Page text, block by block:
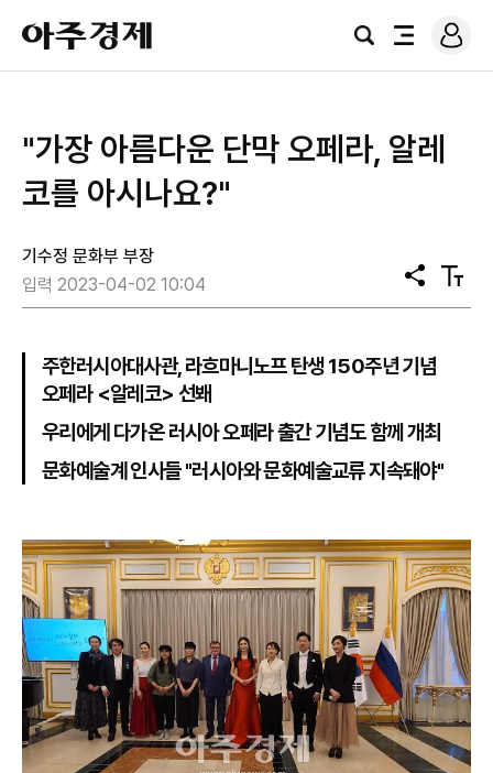
아
주
경
검
전
로
그
"가장 아름다운 단막 오페라, 알레
코를 아시나요?"
기수정 문화부 부장
입력 2023-04-02 10:04
공
유
텍
스
주한러시아대사관, 라흐마니노프 탄생 150주년 기념
오페라 <알레코> 선봬
우리에게 다가온 러시아 오페라 출간 기념도 함께 개최
문화예술계 인사들 "러시아와 문화예술교류 지속돼야"